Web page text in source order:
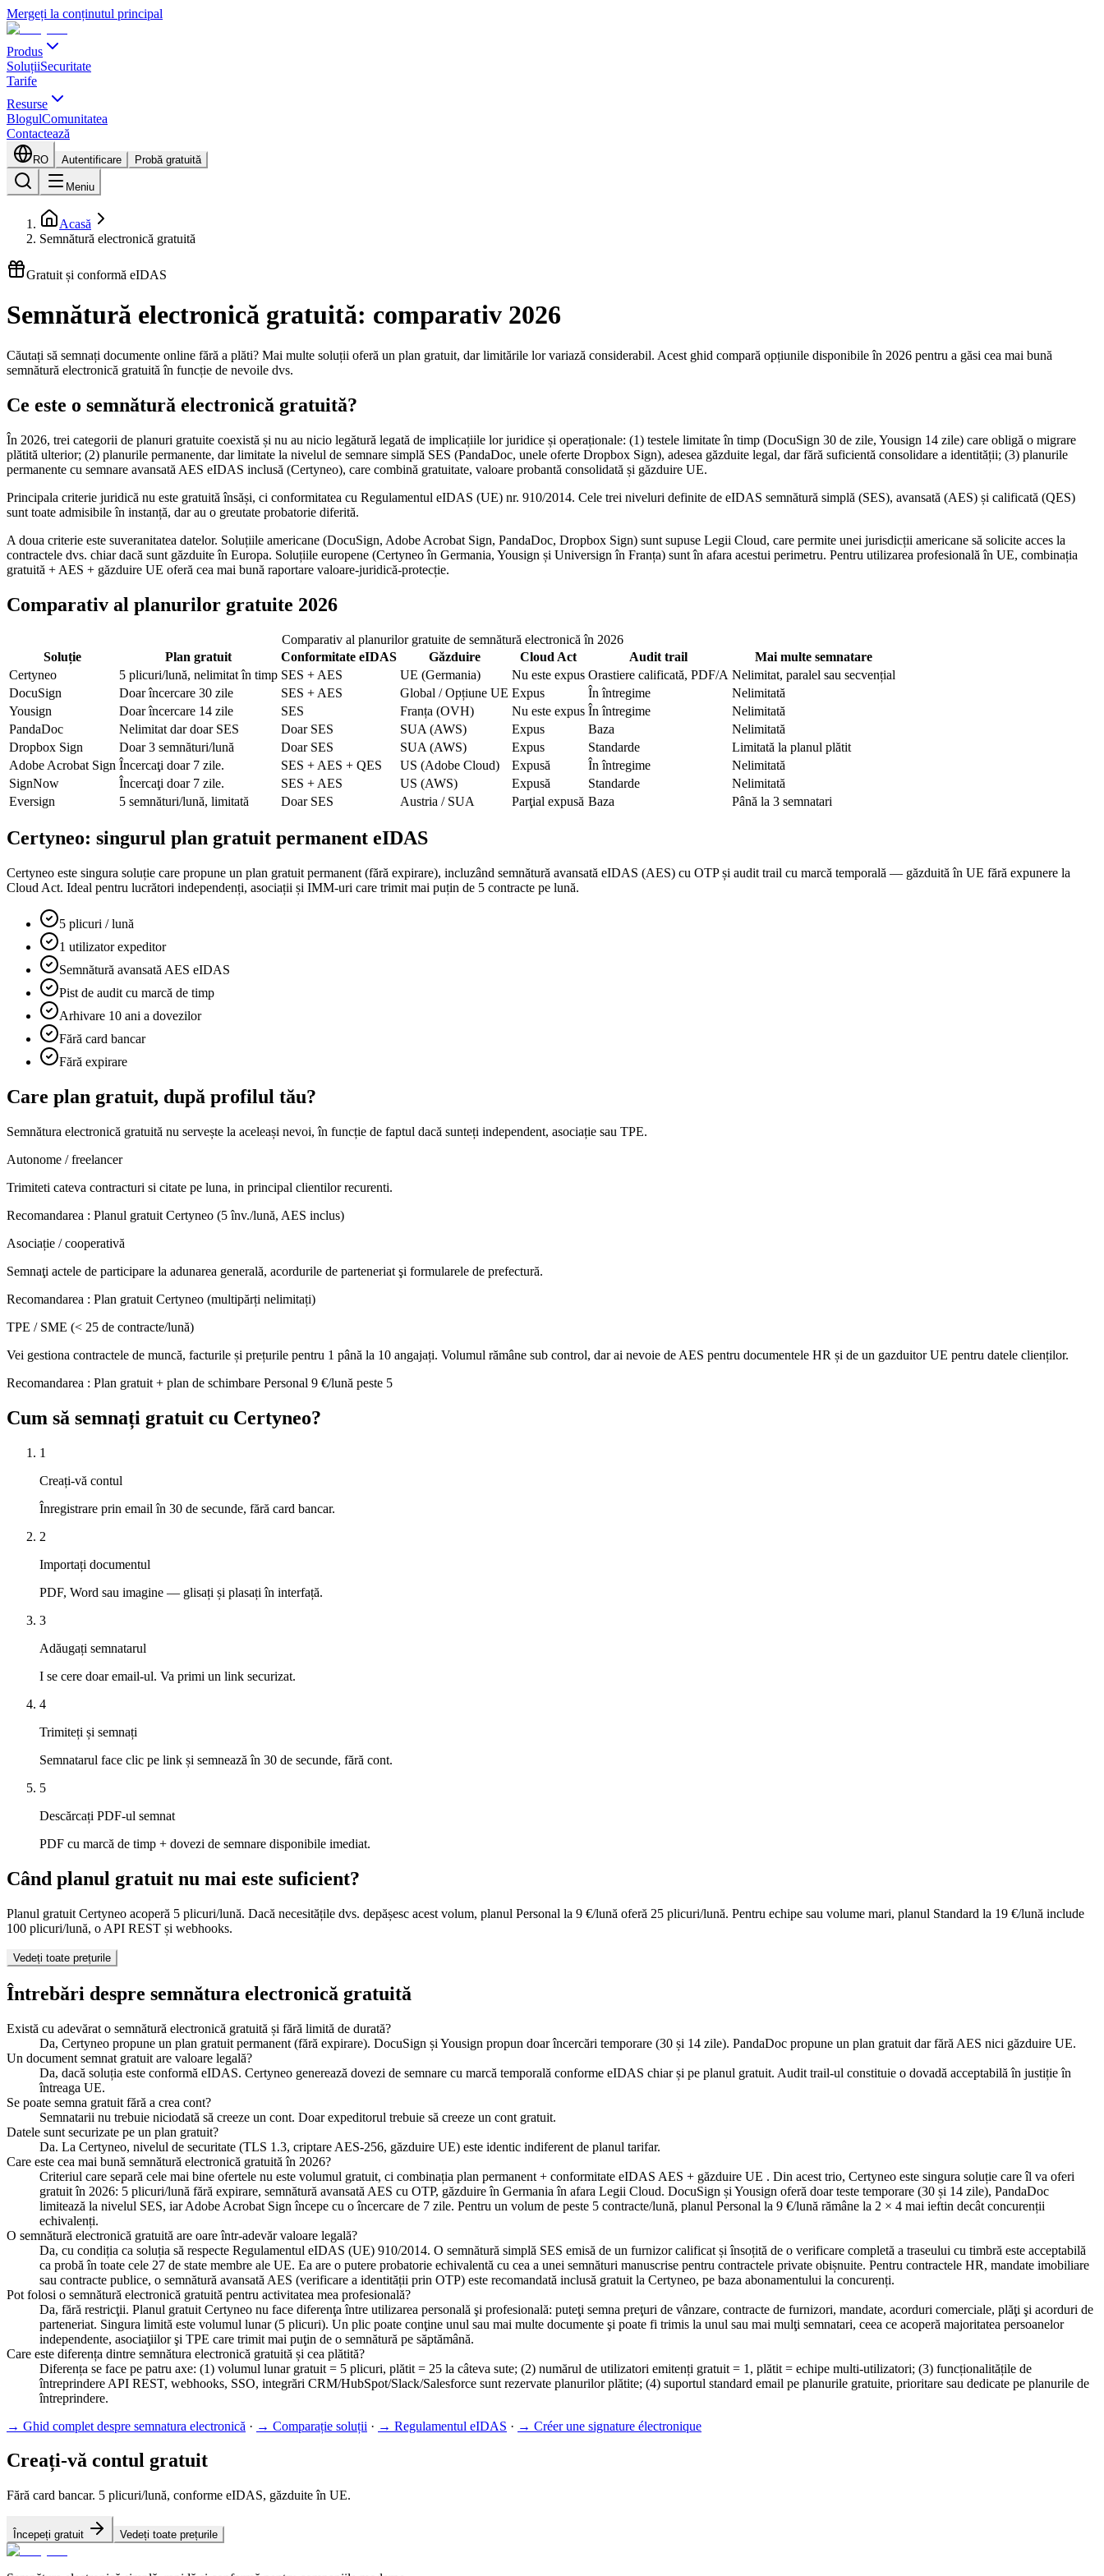
Mergeți la conținutul principal
Produs
SoluțiiSecuritate
Tarife
Resurse
BlogulComunitatea
Contactează
RO Autentificare Probă gratuită
Meniu
Acasă
Semnătură electronică gratuită
Gratuit și conformă eIDAS
Semnătură electronică gratuită: comparativ 2026
Căutați să semnați documente online fără a plăti? Mai multe soluții oferă un plan gratuit, dar limitările lor variază considerabil. Acest ghid compară opțiunile disponibile în 2026 pentru a găsi cea mai bună
semnătură electronică gratuită în funcție de nevoile dvs.
Ce este o semnătură electronică gratuită?
În 2026, trei categorii de planuri gratuite coexistă și nu au nicio legătură legată de implicațiile lor juridice și operaționale: (1) testele limitate în timp (DocuSign 30 de zile, Yousign 14 zile) care obligă o migrare
plătită ulterior; (2) planurile permanente, dar limitate la nivelul de semnare simplă SES (PandaDoc, unele oferte Dropbox Sign), adesea găzduite legal, dar fără suficientă consolidare a identității; (3) planurile
permanente cu semnare avansată AES eIDAS inclusă (Certyneo), care combină gratuitate, valoare probantă consolidată și găzduire UE.
Principala criterie juridică nu este gratuită însăși, ci conformitatea cu Regulamentul eIDAS (UE) nr. 910/2014. Cele trei niveluri definite de eIDAS semnătură simplă (SES), avansată (AES) și calificată (QES)
sunt toate admisibile în instanță, dar au o greutate probatorie diferită.
A doua criterie este suveranitatea datelor. Soluțiile americane (DocuSign, Adobe Acrobat Sign, PandaDoc, Dropbox Sign) sunt supuse Legii Cloud, care permite unei jurisdicții americane să solicite acces la
contractele dvs. chiar dacă sunt găzduite în Europa. Soluțiile europene (Certyneo în Germania, Yousign și Universign în Franța) sunt în afara acestui perimetru. Pentru utilizarea profesională în UE, combinația
gratuită + AES + găzduire UE oferă cea mai bună raportare valoare-juridică-protecție.
Comparativ al planurilor gratuite 2026
Comparativ al planurilor gratuite de semnătură electronică în 2026
Soluție
Plan gratuit Conformitate eIDAS Găzduire Cloud Act Audit trail
Mai multe semnatare
Certyneo
5 plicuri/lună, nelimitat în timp SES + AES UE (Germania) Nu este expus Orastiere calificată, PDF/A Nelimitat, paralel sau secvențial
DocuSign
Doar încercare 30 zile SES + AES Global / Opțiune UE Expus În întregime
Nelimitată
Yousign
Doar încercare 14 zile SES Franța (OVH) Nu este expus În întregime
Nelimitată
PandaDoc
Nelimitat dar doar SES Doar SES SUA (AWS) Expus Baza
Nelimitată
Dropbox Sign
Doar 3 semnături/lună Doar SES SUA (AWS) Expus Standarde
Limitată la planul plătit
Adobe Acrobat Sign Încercaţi doar 7 zile. SES + AES + QES US (Adobe Cloud) Expusă În întregime
Nelimitată
SignNow
Încercaţi doar 7 zile. SES + AES US (AWS) Expusă Standarde
Nelimitată
Eversign
5 semnături/lună, limitată Doar SES Austria / SUA Parţial expusă Baza Până la 3 semnatari
Certyneo: singurul plan gratuit permanent eIDAS
Certyneo este singura soluție care propune un plan gratuit permanent (fără expirare), incluzând semnătură avansată eIDAS (AES) cu OTP și audit trail cu marcă temporală — găzduită în UE fără expunere la
Cloud Act. Ideal pentru lucrători independenți, asociații și IMM-uri care trimit mai puțin de 5 contracte pe lună.
5 plicuri / lună
1 utilizator expeditor
Semnătură avansată AES eIDAS
Pist de audit cu marcă de timp
Arhivare 10 ani a dovezilor
Fără card bancar
Fără expirare
Care plan gratuit, după profilul tău?
Semnătura electronică gratuită nu servește la aceleași nevoi, în funcție de faptul dacă sunteți independent, asociație sau TPE.
Autonome / freelancer
Trimiteti cateva contracturi si citate pe luna, in principal clientilor recurenti.
Recomandarea : Planul gratuit Certyneo (5 înv./lună, AES inclus)
Asociație / cooperativă
Semnaţi actele de participare la adunarea generală, acordurile de parteneriat şi formularele de prefectură.
Recomandarea : Plan gratuit Certyneo (multipărți nelimitați)
TPE / SME (< 25 de contracte/lună)
Vei gestiona contractele de muncă, facturile și prețurile pentru 1 până la 10 angajați. Volumul rămâne sub control, dar ai nevoie de AES pentru documentele HR și de un gazduitor UE pentru datele clienților.
Recomandarea : Plan gratuit + plan de schimbare Personal 9 €/lună peste 5
Cum să semnați gratuit cu Certyneo?
1
Creați-vă contul
Înregistrare prin email în 30 de secunde, fără card bancar.
2
Importați documentul
PDF, Word sau imagine — glisați și plasați în interfață.
3
Adăugați semnatarul
I se cere doar email-ul. Va primi un link securizat.
4
Trimiteți și semnați
Semnatarul face clic pe link și semnează în 30 de secunde, fără cont.
5
Descărcați PDF-ul semnat
PDF cu marcă de timp + dovezi de semnare disponibile imediat.
Când planul gratuit nu mai este suficient?
Planul gratuit Certyneo acoperă 5 plicuri/lună. Dacă necesitățile dvs. depășesc acest volum, planul Personal la 9 €/lună oferă 25 plicuri/lună. Pentru echipe sau volume mari, planul Standard la 19 €/lună include
100 plicuri/lună, o API REST și webhooks.
Vedeți toate prețurile
Întrebări despre semnătura electronică gratuită
Există cu adevărat o semnătură electronică gratuită și fără limită de durată?
Da, Certyneo propune un plan gratuit permanent (fără expirare). DocuSign și Yousign propun doar încercări temporare (30 și 14 zile). PandaDoc propune un plan gratuit dar fără AES nici găzduire UE.
Un document semnat gratuit are valoare legală?
Da, dacă soluția este conformă eIDAS. Certyneo generează dovezi de semnare cu marcă temporală conforme eIDAS chiar și pe planul gratuit. Audit trail-ul constituie o dovadă acceptabilă în justiție în
întreaga UE.
Se poate semna gratuit fără a crea cont?
Semnatarii nu trebuie niciodată să creeze un cont. Doar expeditorul trebuie să creeze un cont gratuit.
Datele sunt securizate pe un plan gratuit?
Da. La Certyneo, nivelul de securitate (TLS 1.3, criptare AES-256, găzduire UE) este identic indiferent de planul tarifar.
Care este cea mai bună semnătură electronică gratuită în 2026?
Criteriul care separă cele mai bine ofertele nu este volumul gratuit, ci combinația plan permanent + conformitate eIDAS AES + găzduire UE . Din acest trio, Certyneo este singura soluție care îl va oferi
gratuit în 2026: 5 plicuri/lună fără expirare, semnătură avansată AES cu OTP, găzduire în Germania în afara Legii Cloud. DocuSign și Yousign oferă doar teste temporare (30 și 14 zile), PandaDoc
limitează la nivelul SES, iar Adobe Acrobat Sign începe cu o încercare de 7 zile. Pentru un volum de peste 5 contracte/lună, planul Personal la 9 €/lună rămâne la 2 × 4 mai ieftin decât concurenții
echivalenți.
O semnătură electronică gratuită are oare într-adevăr valoare legală?
Da, cu condiția ca soluția să respecte Regulamentul eIDAS (UE) 910/2014. O semnătură simplă SES emisă de un furnizor calificat și însoțită de o verificare completă a traseului cu timbră este acceptabilă
ca probă în toate cele 27 de state membre ale UE. Ea are o putere probatorie echivalentă cu cea a unei semnături manuscrise pentru contractele private obișnuite. Pentru contractele HR, mandate imobiliare
sau contracte publice, o semnătură avansată AES (verificare a identității prin OTP) este recomandată inclusă gratuit la Certyneo, pe baza abonamentului la concurenți.
Pot folosi o semnătură electronică gratuită pentru activitatea mea profesională?
Da, fără restricţii. Planul gratuit Certyneo nu face diferenţa între utilizarea personală şi profesională: puteţi semna preţuri de vânzare, contracte de furnizori, mandate, acorduri comerciale, plăţi şi acorduri de
parteneriat. Singura limită este volumul lunar (5 plicuri). Un plic poate conţine unul sau mai multe documente şi poate fi trimis la unul sau mai mulţi semnatari, ceea ce acoperă majoritatea persoanelor
independente, asociaţiilor şi TPE care trimit mai puţin de o semnătură pe săptămână.
Care este diferența dintre semnătura electronică gratuită și cea plătită?
Diferența se face pe patru axe: (1) volumul lunar gratuit = 5 plicuri, plătit = 25 la câteva sute; (2) numărul de utilizatori emitenți gratuit = 1, plătit = echipe multi-utilizatori; (3) funcționalitățile de
întreprindere API REST, webhooks, SSO, integrări CRM/HubSpot/Slack/Salesforce sunt rezervate planurilor plătite; (4) suportul standard email pe planurile gratuite, prioritare sau dedicate pe planurile de
întreprindere.
→ Ghid complet despre semnatura electronică · → Comparație soluții · → Regulamentul eIDAS · → Créer une signature électronique
Creați-vă contul gratuit
Fără card bancar. 5 plicuri/lună, conforme eIDAS, găzduite în UE.
Începeți gratuit Vedeți toate prețurile